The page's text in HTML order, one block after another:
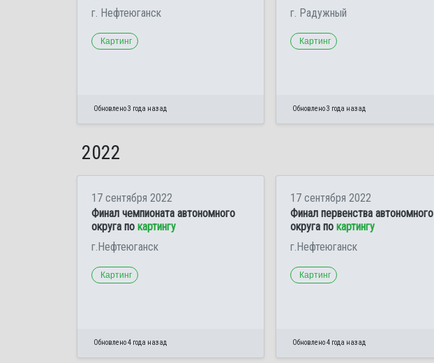
г. Нефтеюганск
Картинг
Обновлено 3 года назад
г. Радужный
Картинг
Обновлено 3 года назад
2022
17 сентября 2022
Финал чемпионата автономного
округа по картингу
г.Нефтеюганск
Картинг
Обновлено 4 года назад
17 сентября 2022
Финал первенства автономного
округа по картингу
г.Нефтеюганск
Картинг
Обновлено 4 года назад